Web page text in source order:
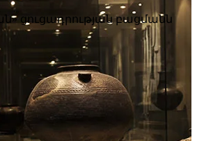
ցուցադրության բացմանն